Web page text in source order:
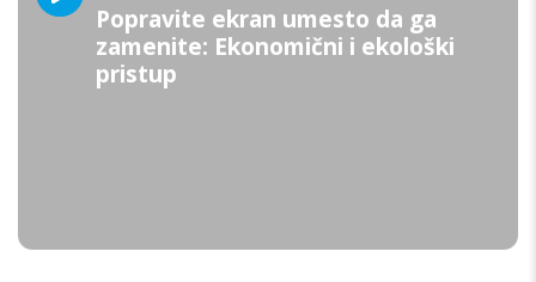
Popravite ekran umesto da ga
zamenite: Ekonomični i ekološki
pristup